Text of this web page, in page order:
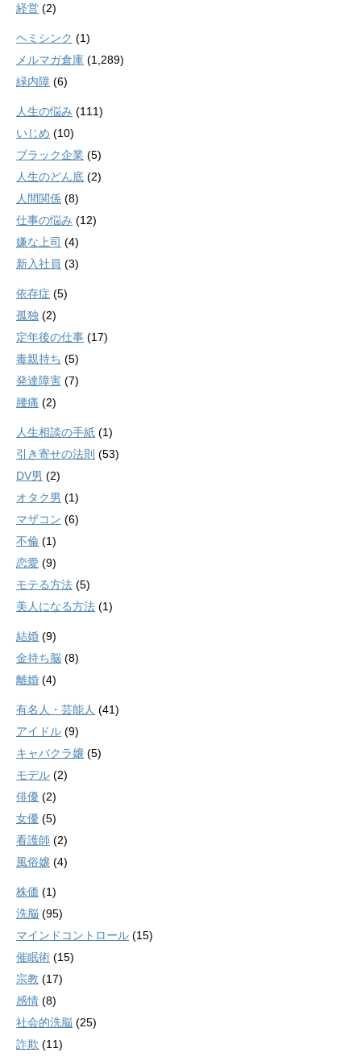
経営 (2)
ヘミシンク (1)
メルマガ倉庫 (1,289)
緑内障 (6)
人生の悩み (111)
いじめ (10)
ブラック企業 (5)
人生のどん底 (2)
人間関係 (8)
仕事の悩み (12)
嫌な上司 (4)
新入社員 (3)
依存症 (5)
孤独 (2)
定年後の仕事 (17)
毒親持ち (5)
発達障害 (7)
腰痛 (2)
人生相談の手紙 (1)
引き寄せの法則 (53)
DV男 (2)
オタク男 (1)
マザコン (6)
不倫 (1)
恋愛 (9)
モテる方法 (5)
美人になる方法 (1)
結婚 (9)
金持ち脳 (8)
離婚 (4)
有名人・芸能人 (41)
アイドル (9)
キャバクラ嬢 (5)
モデル (2)
俳優 (2)
女優 (5)
看護師 (2)
風俗嬢 (4)
株価 (1)
洗脳 (95)
マインドコントロール (15)
催眠術 (15)
宗教 (17)
感情 (8)
社会的洗脳 (25)
詐欺 (11)